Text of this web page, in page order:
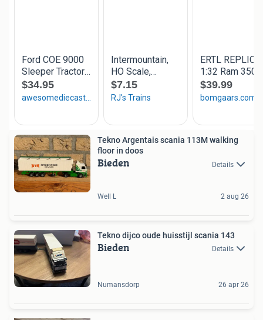
Tekno Argentais scania 113M walking
floor in doos
Bieden Details
Well L 2 aug 26
Tekno dijco oude huisstijl scania 143
Bieden Details
Numansdorp 26 apr 26